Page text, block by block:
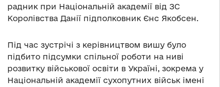
радник при Національній академії від ЗС
Королівства Данії підполковник Єнс Якобсен.
Під час зустрічі з керівництвом вишу було
підбито підсумки спільної роботи на ниві
розвитку військової освіти в Україні, зокрема у
Національній академії сухопутних військ імені